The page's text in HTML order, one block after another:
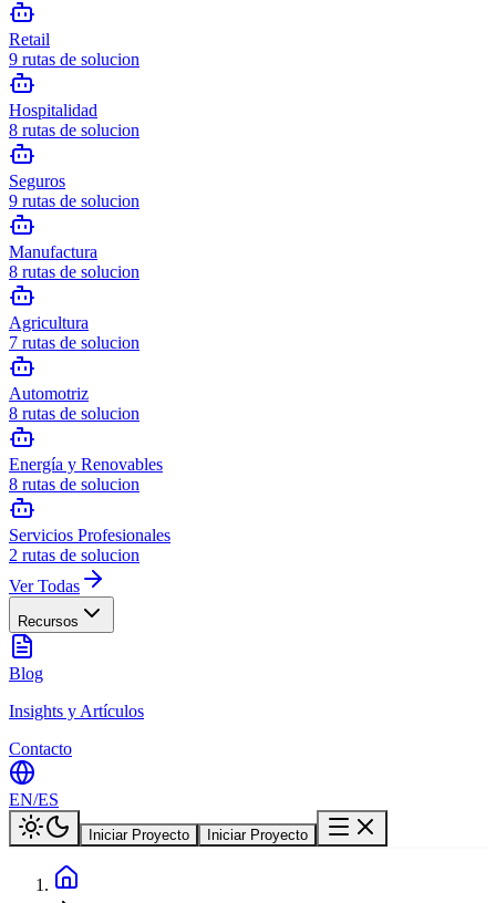
Retail
9 rutas de solucion
Hospitalidad
8 rutas de solucion
Seguros
9 rutas de solucion
Manufactura
8 rutas de solucion
Agricultura
7 rutas de solucion
Automotriz
8 rutas de solucion
Energía y Renovables
8 rutas de solucion
Servicios Profesionales
2 rutas de solucion
Ver Todas
Recursos
Blog
Insights y Artículos
Contacto
EN/ES
Iniciar Proyecto Iniciar Proyecto